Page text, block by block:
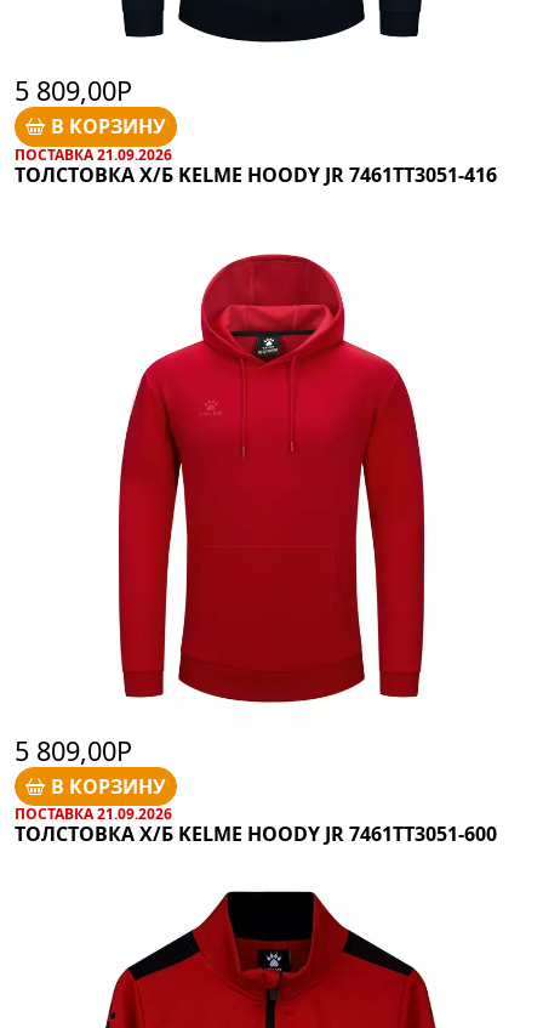
5 809,00Р
В КОРЗИНУ
ПОСТАВКА 21.09.2026
ТОЛСТОВКА Х/Б KELME HOODY JR 7461TT3051-416
5 809,00Р
В КОРЗИНУ
ПОСТАВКА 21.09.2026
ТОЛСТОВКА Х/Б KELME HOODY JR 7461TT3051-600